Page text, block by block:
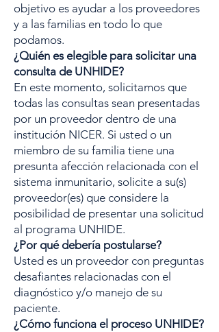
objetivo es ayudar a los proveedores
y a las familias en todo lo que
podamos.
¿Quién es elegible para solicitar una
consulta de UNHIDE?
En este momento, solicitamos que
todas las consultas sean presentadas
por un proveedor dentro de una
institución NICER. Si usted o un
miembro de su familia tiene una
presunta afección relacionada con el
sistema inmunitario, solicite a su(s)
proveedor(es) que considere la
posibilidad de presentar una solicitud
al programa UNHIDE.
¿Por qué debería postularse?
Usted es un proveedor con preguntas
desafiantes relacionadas con el
diagnóstico y/o manejo de su
paciente.
¿Cómo funciona el proceso UNHIDE?